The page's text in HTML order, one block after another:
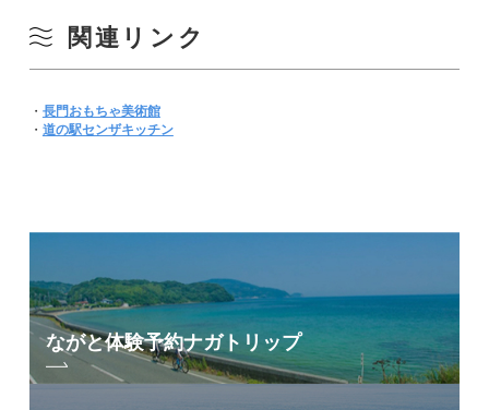
関連リンク
・ 長門おもちゃ美術館
・ 道の駅センザキッチン
ながと体験予約ナガトリップ